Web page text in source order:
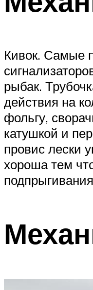
Кивок. Самые
рыбак.
действия на
фольгу,
катушкой и
провис лески
хороша тем